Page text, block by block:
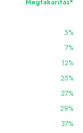
Megtakarítás*
5%
7%
12%
25%
27%
29%
37%